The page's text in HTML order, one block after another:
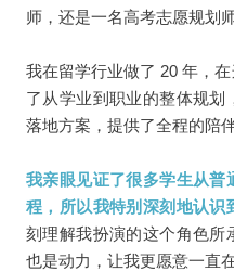
师，还是一名高考志愿规划师
我在留学行业做了 20 年，
了从学业到职业的整体规划
落地方案，提供了全程的陪伴
我亲眼见证了很多学生从普
程，所以我特别深刻地认识
刻理解我扮演的这个角色所
也是动力，让我更愿意一直